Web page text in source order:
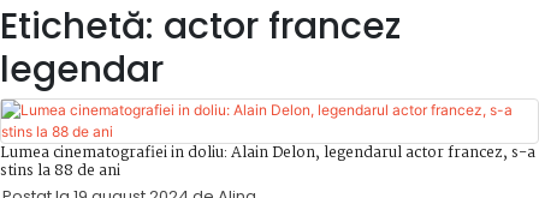
Etichetă: actor francez
legendar
Lumea cinematografiei in doliu: Alain Delon, legendarul actor francez, s-a
stins la 88 de ani